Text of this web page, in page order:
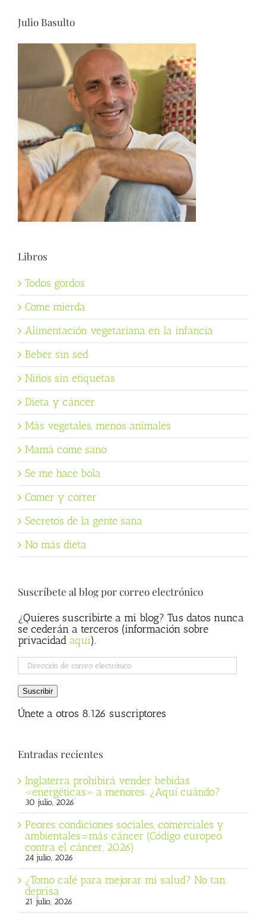
Julio Basulto
Libros
Todos gordos
Come mierda
Alimentación vegetariana en la infancia
Beber sin sed
Niños sin etiquetas
Dieta y cáncer
Más vegetales, menos animales
Mamá come sano
Se me hace bola
Comer y correr
Secretos de la gente sana
No más dieta
Suscríbete al blog por correo electrónico
¿Quieres suscribirte a mi blog? Tus datos nunca
se cederán a terceros (información sobre
privacidad aqui).
Dirección
de
correo
electrónico
Suscribir
Únete a otros 8.126 suscriptores
Entradas recientes
Inglaterra prohibirá vender bebidas
«energéticas» a menores. ¿Aquí cuándo?
30 julio, 2026
Peores condiciones sociales, comerciales y
ambientales=más cáncer (Código europeo
contra el cáncer, 2026)
24 julio, 2026
¿Tomo café para mejorar mi salud? No tan
deprisa
21 julio, 2026